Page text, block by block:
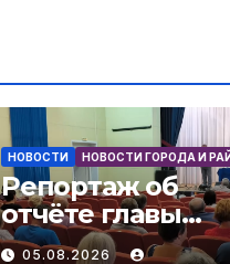
НОВОСТИ НОВОСТИ ГОРОДА И
Репортаж об
отчёте главы
администрации
05.08.2026